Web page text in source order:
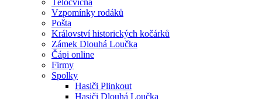
Tělocvična
Vzpomínky rodáků
Pošta
Království historických kočárků
Zámek Dlouhá Loučka
Čápi online
Firmy
Spolky
Hasiči Plinkout
Hasiči Dlouhá Loučka